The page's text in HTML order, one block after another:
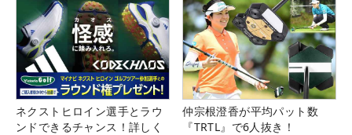
ネクストヒロイン選手とラウ
ンドできるチャンス！詳しく
仲宗根澄香が平均パット数
『TRTL』で6人抜き！